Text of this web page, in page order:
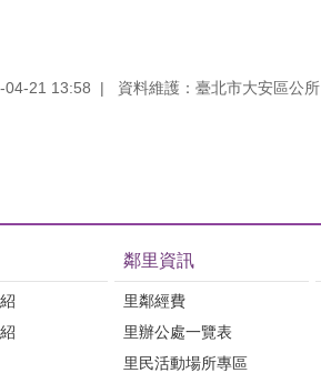
04-21 13:58 資料維護：臺北市大安區公所
鄰里資訊
里鄰經費
里辦公處一覽表
里民活動場所專區